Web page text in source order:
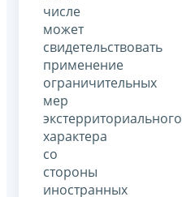
числе
может
свидетельствовать
применение
ограничительных
мер
экстерриториального
характера
со
стороны
иностранных